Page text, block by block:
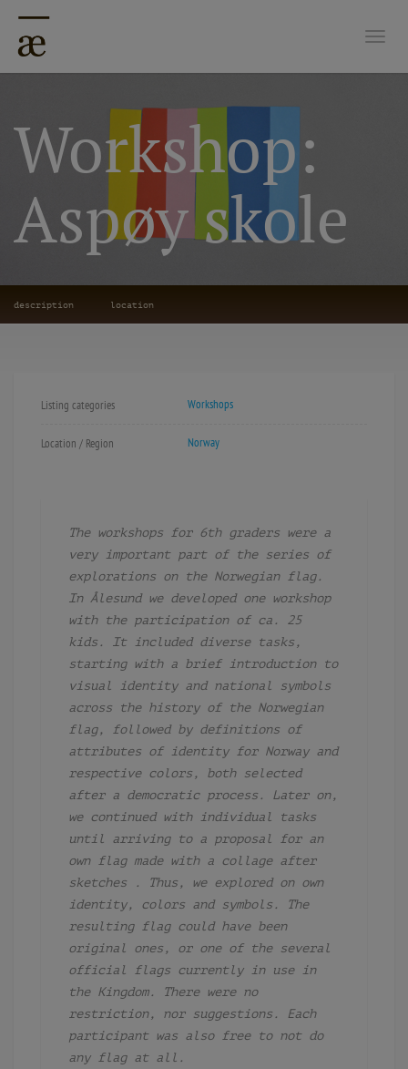
Workshop:
Aspøy skole
description location
Listing categories Workshops
Location / Region Norway
The workshops for 6th graders were a
very important part of the series of
explorations on the Norwegian flag.
In Ålesund we developed one workshop
with the participation of ca. 25
kids.
It included diverse tasks,
starting with a brief introduction to
visual identity and national symbols
across the history of the Norwegian
flag, followed by definitions of
attributes of identity for Norway and
respective colors, both selected
after a democratic process. Later on,
we continued with individual tasks
until arriving to a proposal for an
own flag made with a collage after
sketches . Thus, we explored on own
identity, colors and symbols.
The
resulting flag could have been
original ones, or one of the several
official flags currently in use in
the Kingdom. There were no
restriction, nor suggestions. Each
participant was also free to not do
any flag at all.